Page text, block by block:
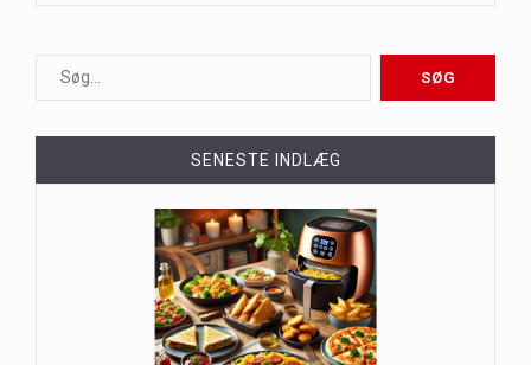
SENESTE INDLÆG